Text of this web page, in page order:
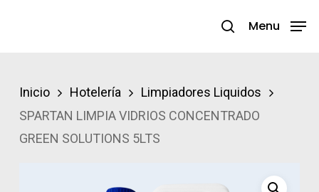
search
Menu
Inicio Hotelería
Limpiadores Liquidos
SPARTAN LIMPIA VIDRIOS CONCENTRADO
GREEN SOLUTIONS 5LTS